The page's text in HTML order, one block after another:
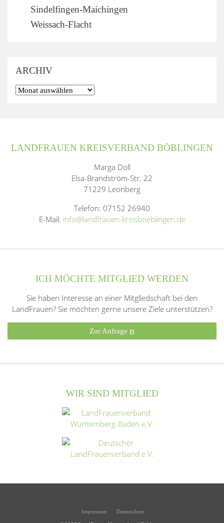
Sindelfingen-Maichingen
Weissach-Flacht
ARCHIV
LANDFRAUEN KREISVERBAND BÖBLINGEN
Marga Doll
Elsa-Brandström-Str. 22
71229 Leonberg
Telefon: 07152 26940
E-Mail: info@landfrauen-kreisboeblingen.de
ICH MÖCHTE MITGLIED WERDEN
Sie haben Interesse an einer Mitgliedschaft bei den
LandFrauen? Sie möchten gerne unsere Ziele unterstützen?
Zur Anfrage
WIR SIND MITGLIED
Impressum Datenschutz